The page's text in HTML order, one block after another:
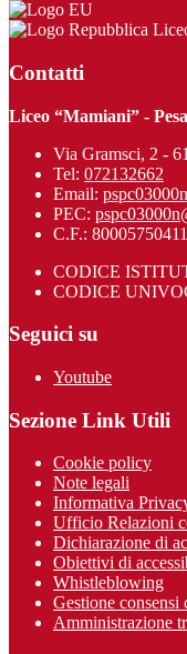
Contatti
Liceo “Mamiani” -
Via Gramsci, 2 -
Tel: 072132662
Email:
PEC:
C.F.: 80005750411
CODICE
CODICE
Seguici su
Youtube
Sezione Link Utili
Cookie policy
Note legali
Informativa
Ufficio Relazioni
Dichiarazione di
Obiettivi di
Whistleblowing
Gestione consensi
Amministrazione